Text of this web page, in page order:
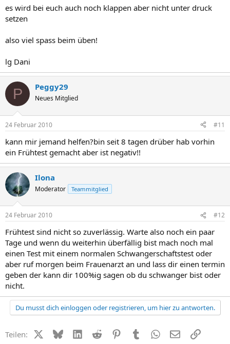
es wird bei euch auch noch klappen aber nicht unter druck
setzen
also viel spass beim üben!
lg Dani
P Peggy29
Neues Mitglied
24 Februar 2010 #11
kann mir jemand helfen?bin seit 8 tagen drüber hab vorhin
ein Frühtest gemacht aber ist negativ!!
Ilona
Moderator Teammitglied
24 Februar 2010 #12
Frühtest sind nicht so zuverlässig. Warte also noch ein paar
Tage und wenn du weiterhin überfällig bist mach noch mal
einen Test mit einem normalen Schwangerschaftstest oder
aber ruf morgen beim Frauenarzt an und lass dir einen termin
geben der kann dir 100%ig sagen ob du schwanger bist oder
nicht.
Du musst dich einloggen oder registrieren, um hier zu antworten.
Teilen: X (Twitter)
BlueskyLinkedIn
Reddit PinterestTumblr WhatsApp
E-MailLink